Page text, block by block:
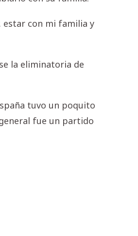
estar con mi familia y
la eliminatoria de
tuvo un poquito
fue un partido